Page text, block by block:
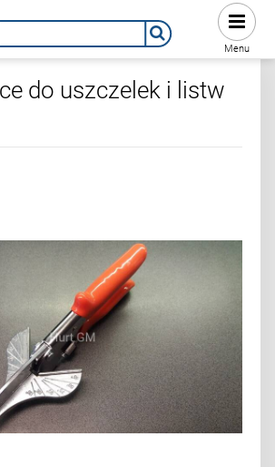
Menu
do uszczelek i listw